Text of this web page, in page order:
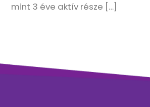
mint 3 éve aktív része […]